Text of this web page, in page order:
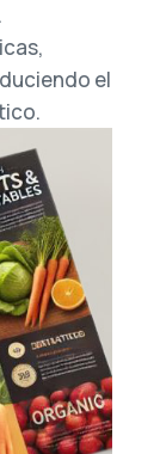
el